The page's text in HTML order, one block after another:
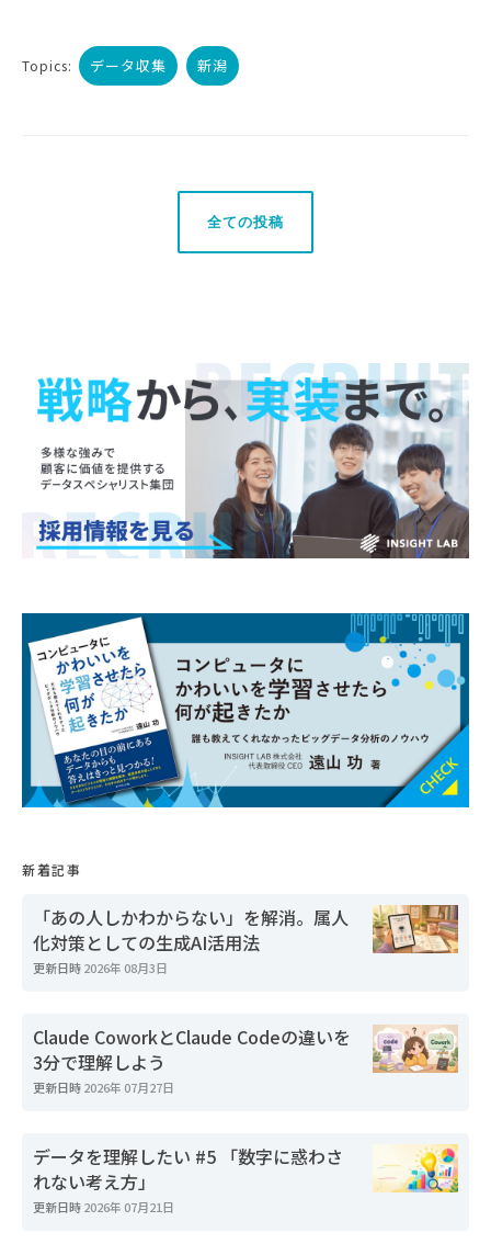
Topics: データ収集 新潟
全ての投稿
新着記事
「あの人しかわからない」を解消。属人
化対策としての生成AI活用法
更新日時2026年 08月3日
Claude CoworkとClaude Codeの違いを
3分で理解しよう
更新日時2026年 07月27日
データを理解したい #5 「数字に惑わさ
れない考え方」
更新日時2026年 07月21日